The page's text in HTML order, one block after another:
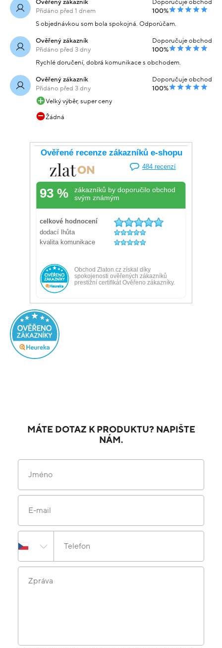
Ověřený zákazník
Přidáno před 1 dnem
Doporučuje obchod
100%
S objednávkou som bola spokojná. Odporúčam.
Ověřený zákazník
Přidáno před 3 dny
Doporučuje obchod
100%
Rychlé doručení, dobrá komunikace s obchodem.
Ověřený zákazník
Přidáno před 3 dny
Doporučuje obchod
100%
Velký výběr, super ceny
Žádná
MÁTE DOTAZ K PRODUKTU? NAPIŠTE
NÁM.
Jméno
E-mail
Telefon
Zpráva